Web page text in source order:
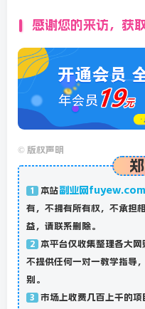
感谢您的来访，获
© 版权声明
1 本站副业网fuyew.com
有，不拥有所有权，不承担
益，请联系删除。
2 本平台仅收集整理各大网
不提供任何一对一教学指导
别。
3 市场上收费几百上千的项